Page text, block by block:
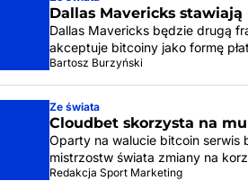
Dallas Mavericks
Dallas Mavericks będzie drugą
akceptuje bitcoiny jako formę
Bartosz Burzyński
Ze świata
Cloudbet skorzysta na
Oparty na walucie bitcoin serwis
mistrzostw świata zmiany na
Redakcja Sport Marketing